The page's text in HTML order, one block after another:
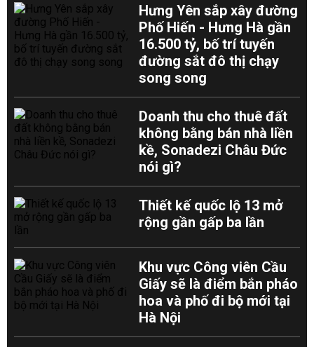
Hưng Yên sắp xây đường
Phố Hiến - Hưng Hà gần
16.500 tỷ, bố trí tuyến
đường sắt đô thị chạy
song song
Doanh thu cho thuê đất
không bằng bán nhà liền
kề, Sonadezi Châu Đức
nói gì?
Thiết kế quốc lộ 13 mở
rộng gần gấp ba lần
Khu vực Công viên Cầu
Giấy sẽ là điểm bắn pháo
hoa và phố đi bộ mới tại
Hà Nội